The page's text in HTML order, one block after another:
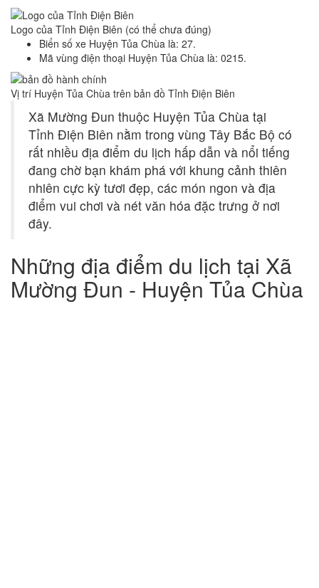
Logo của Tỉnh Điện Biên (có thể chưa đúng)
Biển số xe Huyện Tủa Chùa là: 27.
Mã vùng điện thoại Huyện Tủa Chùa là: 0215.
Vị trí Huyện Tủa Chùa trên bản đồ Tỉnh Điện Biên
Xã Mường Đun thuộc Huyện Tủa Chùa tại
Tỉnh Điện Biên nằm trong vùng Tây Bắc Bộ có
rất nhiều địa điểm du lịch hấp dẫn và nổi tiếng
đang chờ bạn khám phá với khung cảnh thiên
nhiên cực kỳ tươi đẹp, các món ngon và địa
điểm vui chơi và nét văn hóa đặc trưng ở nơi
đây.
Những địa điểm du lịch tại Xã
Mường Đun - Huyện Tủa Chùa